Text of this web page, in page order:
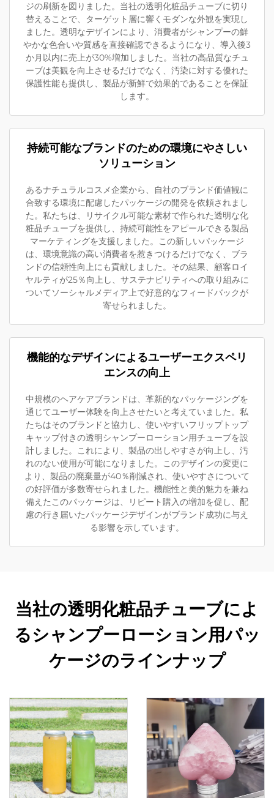
ジの刷新を図りました。当社の透明化粧品チューブに切り
替えることで、ターゲット層に響くモダンな外観を実現し
ました。透明なデザインにより、消費者がシャンプーの鮮
やかな色合いや質感を直接確認できるようになり、導入後3
か月以内に売上が30%増加しました。当社の高品質なチュ
ーブは美観を向上させるだけでなく、汚染に対する優れた
保護性能も提供し、製品が新鮮で効果的であることを保証
します。
持続可能なブランドのための環境にやさしい
ソリューション
あるナチュラルコスメ企業から、自社のブランド価値観に
合致する環境に配慮したパッケージの開発を依頼されまし
た。私たちは、リサイクル可能な素材で作られた透明な化
粧品チューブを提供し、持続可能性をアピールできる製品
マーケティングを支援しました。この新しいパッケージ
は、環境意識の高い消費者を惹きつけるだけでなく、ブラ
ンドの信頼性向上にも貢献しました。その結果、顧客ロイ
ヤルティが25％向上し、サステナビリティへの取り組みに
ついてソーシャルメディア上で好意的なフィードバックが
寄せられました。
機能的なデザインによるユーザーエクスペリ
エンスの向上
中規模のヘアケアブランドは、革新的なパッケージングを
通じてユーザー体験を向上させたいと考えていました。私
たちはそのブランドと協力し、使いやすいフリップトップ
キャップ付きの透明シャンプーローション用チューブを設
計しました。これにより、製品の出しやすさが向上し、汚
れのない使用が可能になりました。このデザインの変更に
より、製品の廃棄量が40％削減され、使いやすさについて
の好評価が多数寄せられました。機能性と美的魅力を兼ね
備えたこのパッケージは、リピート購入の増加を促し、配
慮の行き届いたパッケージデザインがブランド成功に与え
る影響を示しています。
当社の透明化粧品チューブによ
るシャンプーローション用パッ
ケージのラインナップ